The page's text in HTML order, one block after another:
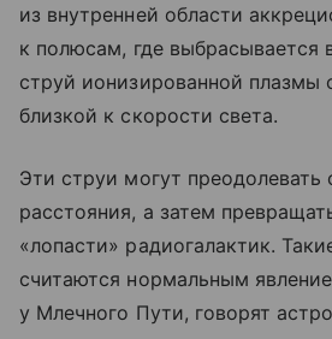
из внутренней области
к полюсам, где выбрасывается
струй ионизированной плазмы
близкой к скорости света.
Эти струи могут преодолевать
расстояния, а затем
«лопасти» радиогалактик.
считаются нормальным
у Млечного Пути, говорят